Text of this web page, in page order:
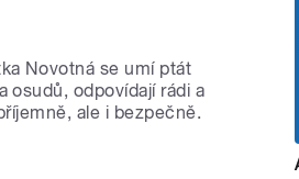
Novotná se umí ptát
osudů, odpovídají rádi a
ale i bezpečně.